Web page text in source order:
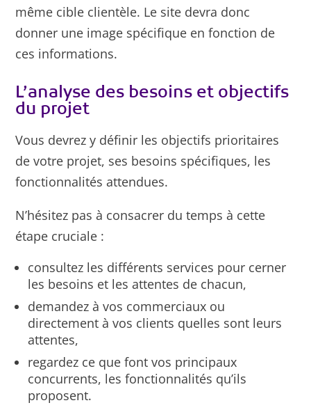
même cible clientèle. Le site devra donc
donner une image spécifique en fonction de
ces informations.
L’analyse des besoins et objectifs
du projet
Vous devrez y définir les objectifs prioritaires
de votre projet, ses besoins spécifiques, les
fonctionnalités attendues.
N’hésitez pas à consacrer du temps à cette
étape cruciale :
consultez les différents services pour cerner
les besoins et les attentes de chacun,
demandez à vos commerciaux ou
directement à vos clients quelles sont leurs
attentes,
regardez ce que font vos principaux
concurrents, les fonctionnalités qu’ils
proposent.